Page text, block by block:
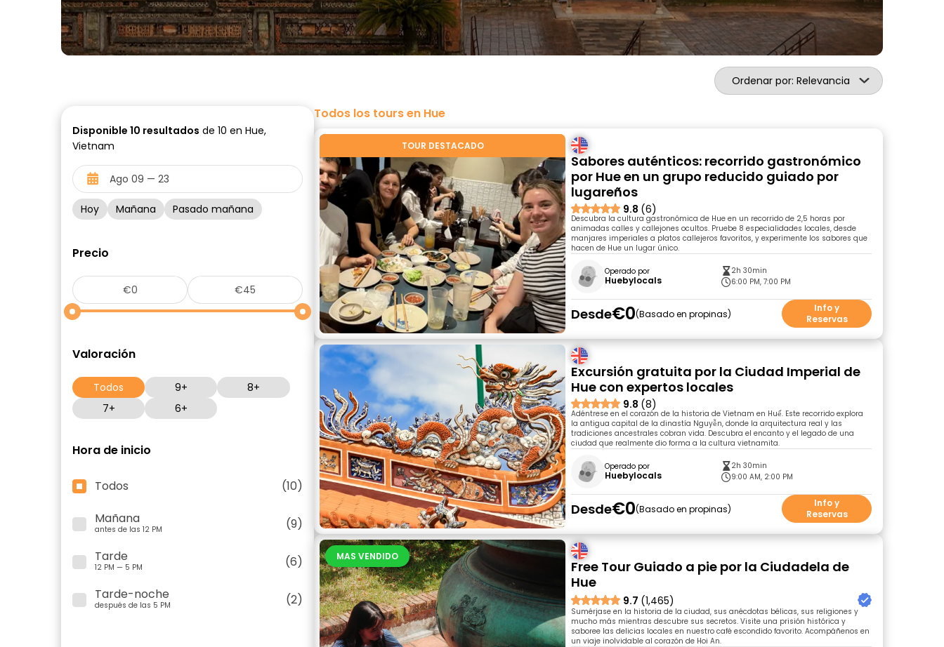
Ordenar por: Relevancia
Disponible 10 resultados de 10 en Hue,
Vietnam
Hoy Mañana Pasado mañana
Precio
Valoración
Todos 9+
8+
7+
6+
Hora de inicio
Todos
(10)
Mañana
antes de las 12 PM
(9)
Tarde
12 PM — 5 PM
(6)
Tarde-noche
después de las 5 PM (2)
Todos los tours en Hue
TOUR DESTACADO
Sabores auténticos: recorrido gastronómico
por Hue en un grupo reducido guiado por
lugareños
9.8 (6)
Descubra la cultura gastronómica de Hue en un recorrido de 2,5 horas por
animadas calles y callejones ocultos. Pruebe 8 especialidades locales, desde
manjares imperiales a platos callejeros favoritos, y experimente los sabores que
hacen de Hue un lugar único.
Operado por
Huebylocals
2h 30min
6:00 PM, 7:00 PM
Desde€0 Basado en propinas
Info y
Reservas
Excursión gratuita por la Ciudad Imperial de
Hue con expertos locales
9.8 (8)
Adéntrese en el corazón de la historia de Vietnam en Huế. Este recorrido explora
la antigua capital de la dinastía Nguyễn, donde la arquitectura real y las
tradiciones ancestrales cobran vida. Descubra el encanto y el legado de una
ciudad que realmente dio forma a la cultura vietnamita.
Operado por
Huebylocals
2h 30min
9:00 AM, 2:00 PM
Desde€0 Basado en propinas
Info y
Reservas
MAS VENDIDO
Free Tour Guiado a pie por la Ciudadela de
Hue
9.7 (1,465)
Sumérjase en la historia de la ciudad, sus anécdotas bélicas, sus religiones y
mucho más mientras descubre sus secretos. Visite una prisión histórica y
saboree las delicias locales en nuestro café escondido favorito. Acompáñenos en
un viaje inolvidable al corazón de Hoi An.